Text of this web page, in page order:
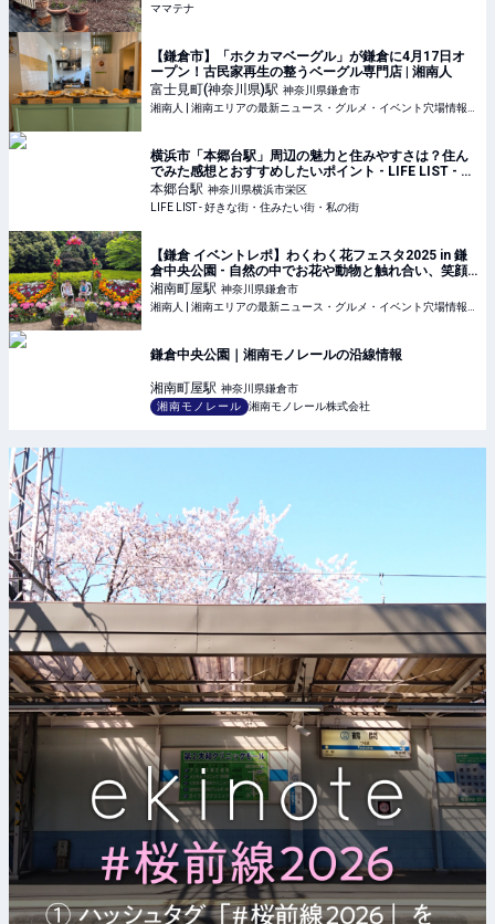
ママテナ
【鎌倉市】「ホクカマベーグル」が鎌倉に4月17日オ
ープン！古民家再生の整うベーグル専門店 | 湘南人
富士見町(神奈川県)駅 神奈川県鎌倉市
横浜市「本郷台駅」周辺の魅力と住みやすさは？住ん
でみた感想とおすすめしたいポイント - LIFE LIST - 好
きな街・住みたい街・私の街
本郷台駅 神奈川県横浜市栄区
LIFE LIST - 好きな街・住みたい街・私の街
【鎌倉 イベントレポ】わくわく花フェスタ2025 in 鎌
倉中央公園 - 自然の中でお花や動物と触れ合い、笑顔
溢れるイベント！ | 湘南人
湘南町屋駅 神奈川県鎌倉市
鎌倉中央公園｜湘南モノレールの沿線情報
湘南町屋駅 神奈川県鎌倉市
湘南モノレール
湘南モノレール株式会社